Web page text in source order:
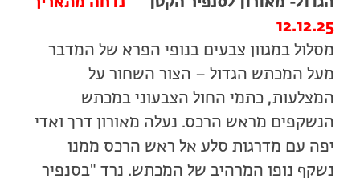
12.12.25
מסלול במגוון צבעים בנופי הפרא של המדבר
מעל המכתש הגדול – הצור השחור על
המצלעות, כתמי החול הצבעוני במכתש
הנשקפים מראש הרכס. נעלה מאורון דרך ואדי
יפה עם מדרגות סלע אל ראש הרכס ממנו
נשקף נופו המרהיב של המכתש. נרד "בסנפיר